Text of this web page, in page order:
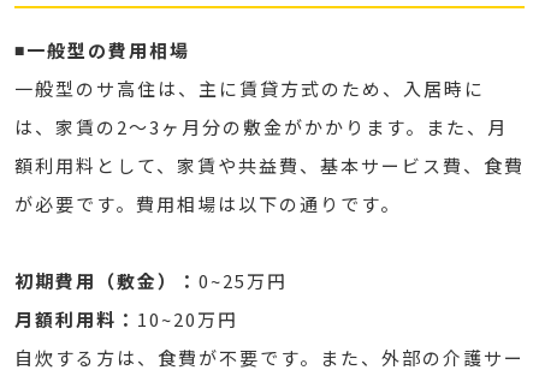
◾️一般型の費用相場
一般型のサ高住は、主に賃貸方式のため、入居時に
は、家賃の2〜3ヶ月分の敷金がかかります。また、月
額利用料として、家賃や共益費、基本サービス費、食費
が必要です。費用相場は以下の通りです。
初期費用（敷金）： 0~25万円
月額利用料： 10~20万円
自炊する方は、食費が不要です。また、外部の介護サー